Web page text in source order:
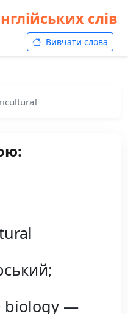
слів
Вивчати слова
biology —